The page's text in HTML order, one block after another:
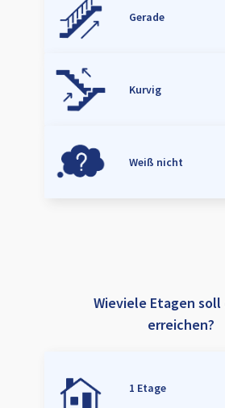
Gerade
Kurvig
Weiß nicht
Wieviele Etagen
erreichen?
1 Etage